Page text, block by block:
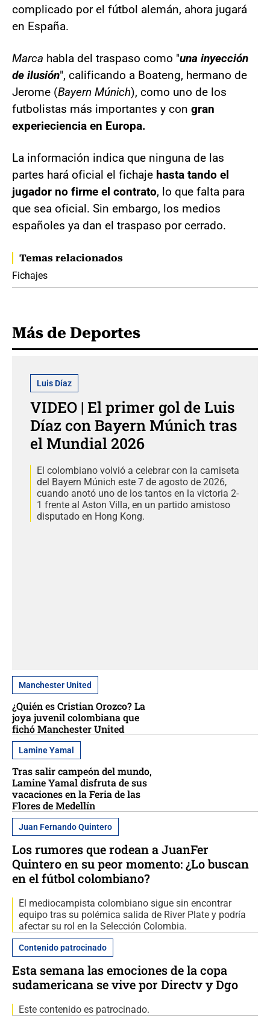
complicado por el fútbol alemán, ahora jugará
en España.
Marca habla del traspaso como "una inyección
de ilusión", calificando a Boateng, hermano de
Jerome (Bayern Múnich), como uno de los
futbolistas más importantes y con gran
experieciencia en Europa.
La información indica que ninguna de las
partes hará oficial el fichaje hasta tando el
jugador no firme el contrato, lo que falta para
que sea oficial. Sin embargo, los medios
españoles ya dan el traspaso por cerrado.
Temas relacionados
Fichajes
Más de Deportes
Luis Díaz
VIDEO | El primer gol de Luis
Díaz con Bayern Múnich tras
el Mundial 2026
El colombiano volvió a celebrar con la camiseta
del Bayern Múnich este 7 de agosto de 2026,
cuando anotó uno de los tantos en la victoria 2-
1 frente al Aston Villa, en un partido amistoso
disputado en Hong Kong.
Manchester United
¿Quién es Cristian Orozco? La
joya juvenil colombiana que
fichó Manchester United
Lamine Yamal
Tras salir campeón del mundo,
Lamine Yamal disfruta de sus
vacaciones en la Feria de las
Flores de Medellín
Juan Fernando Quintero
Los rumores que rodean a JuanFer
Quintero en su peor momento: ¿Lo buscan
en el fútbol colombiano?
El mediocampista colombiano sigue sin encontrar
equipo tras su polémica salida de River Plate y podría
afectar su rol en la Selección Colombia.
Contenido patrocinado
Esta semana las emociones de la copa
sudamericana se vive por Directv y Dgo
Este contenido es patrocinado.